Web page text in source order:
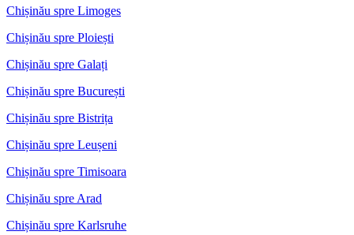
Chișinău spre Limoges
Chișinău spre Ploiești
Chișinău spre Galați
Chișinău spre București
Chișinău spre Bistrița
Chișinău spre Leușeni
Chișinău spre Timisoara
Chișinău spre Arad
Chișinău spre Karlsruhe